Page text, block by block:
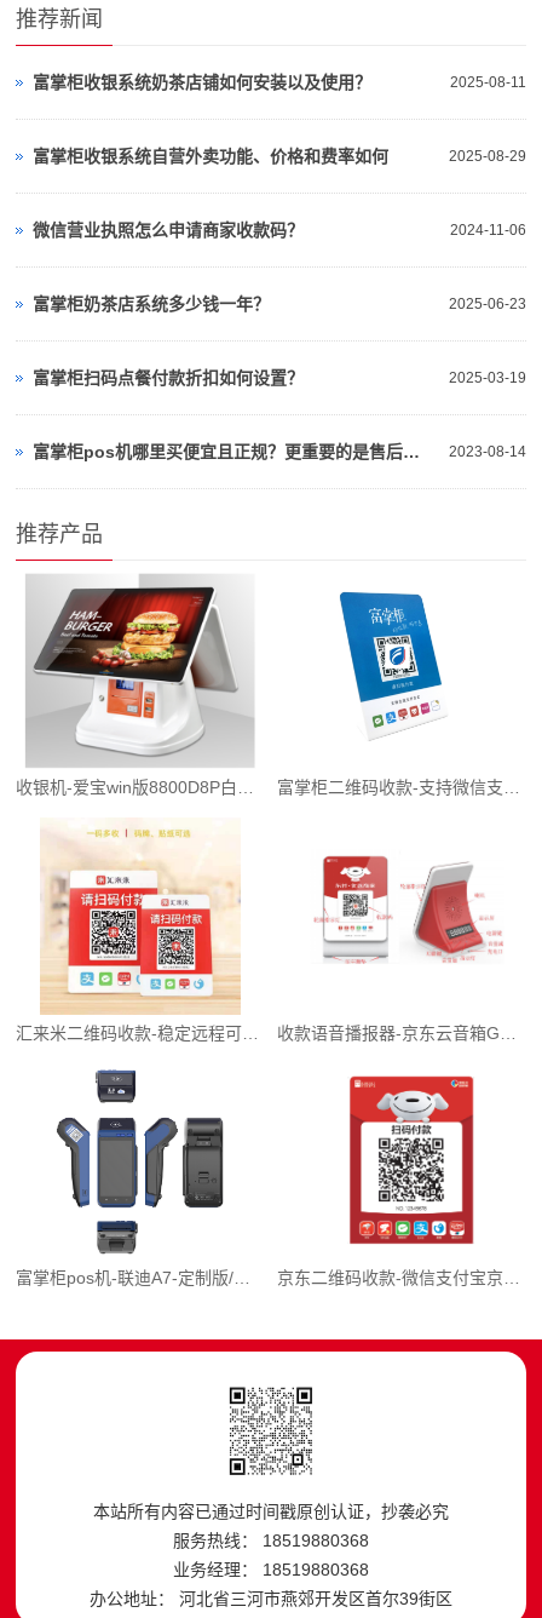
推荐新闻
2025-08-11
富掌柜收银系统奶茶店铺如何安装以及使用？
2025-08-29
富掌柜收银系统自营外卖功能、价格和费率如何
2024-11-06
微信营业执照怎么申请商家收款码？
2025-06-23
富掌柜奶茶店系统多少钱一年？
2025-03-19
富掌柜扫码点餐付款折扣如何设置？
2023-08-14
富掌柜pos机哪里买便宜且正规？更重要的是售后无忧
推荐产品
收银机-爱宝win版8800D8P白色(13.3寸双屛/4G/128G) 富掌柜二维码收款-支持微信支付宝银联手续费0.38%
本站所有内容已通过时间戳原创认证，抄袭必究
服务热线： 18519880368
业务经理： 18519880368
办公地址： 河北省三河市燕郊开发区首尔39街区